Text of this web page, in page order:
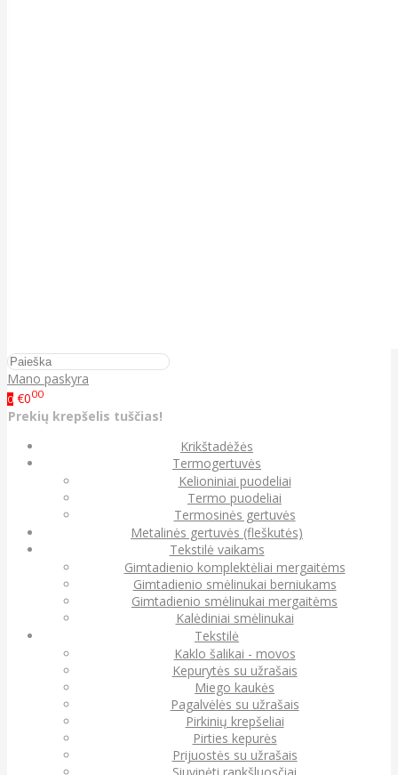
Mano paskyra
0 €000
Prekių krepšelis tuščias!
Krikštadėžės
Termogertuvės
Kelioniniai puodeliai
Termo puodeliai
Termosinės gertuvės
Metalinės gertuvės (fleškutės)
Tekstilė vaikams
Gimtadienio komplektėliai mergaitėms
Gimtadienio smėlinukai berniukams
Gimtadienio smėlinukai mergaitėms
Kalėdiniai smėlinukai
Tekstilė
Kaklo šalikai - movos
Kepurytės su užrašais
Miego kaukės
Pagalvėlės su užrašais
Pirkinių krepšeliai
Pirties kepurės
Prijuostės su užrašais
Siuvinėti rankšluosčiai